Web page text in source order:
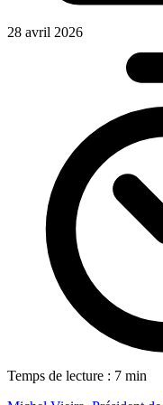
28 avril 2026
Temps de lecture : 7 min